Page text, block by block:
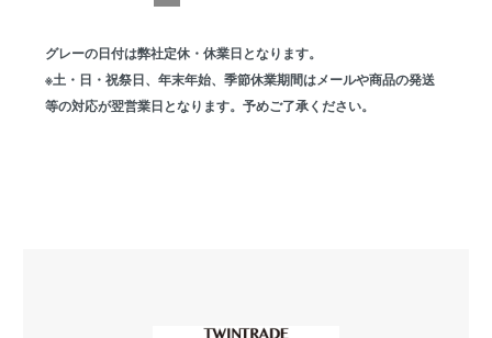
グレーの日付は弊社定休・休業日となります。
※土・日・祝祭日、年末年始、季節休業期間はメールや商品の発送
等の対応が翌営業日となります。予めご了承ください。